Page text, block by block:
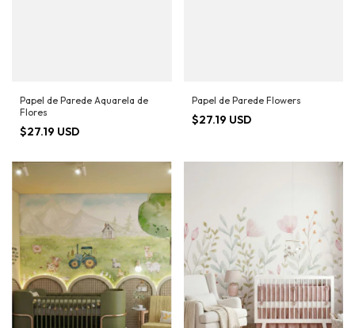
Papel de Parede Aquarela de
Flores
$27.19 USD
Papel de Parede Flowers
$27.19 USD